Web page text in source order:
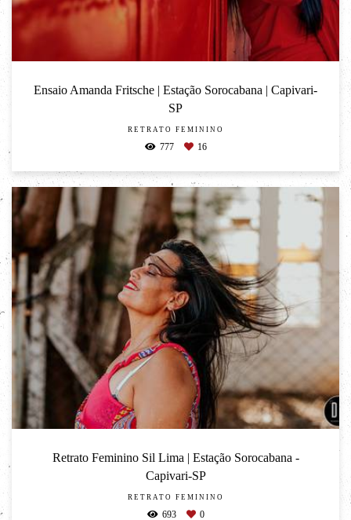
Ensaio Amanda Fritsche | Estação Sorocabana | Capivari-
SP
RETRATO FEMININO
777 16
Retrato Feminino Sil Lima | Estação Sorocabana -
Capivari-SP
RETRATO FEMININO
693 0